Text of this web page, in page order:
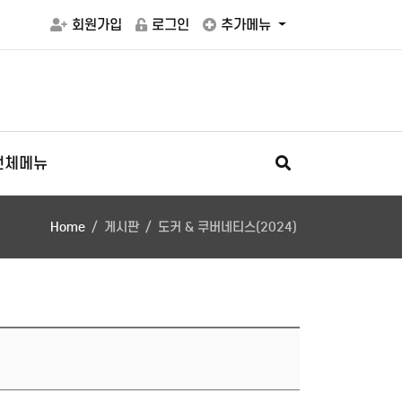
회원가입 로그인 추가메뉴
체메뉴
Home 게시판 도커 & 쿠버네티스(2024)